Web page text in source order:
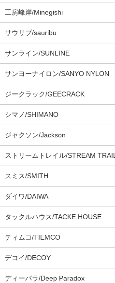
工房峰岸/Minegishi
サウリブ/sauribu
サンライン/SUNLINE
サンヨーナイロン/SANYO NYLON
ジークラック/GEECRACK
シマノ/SHIMANO
ジャクソン/Jackson
ストリームトレイル/STREAM TRAIL
スミス/SMITH
ダイワ/DAIWA
タックルハウス/TACKE HOUSE
ティムコ/TIEMCO
デコイ/DECOY
ディーパラ/Deep Paradox